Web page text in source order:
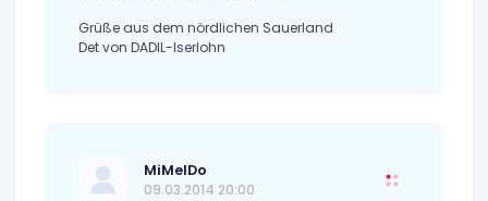
Grüße aus dem nördlichen Sauerland
Det von DADIL-Iserlohn
MiMelDo
09.03.2014 20:00